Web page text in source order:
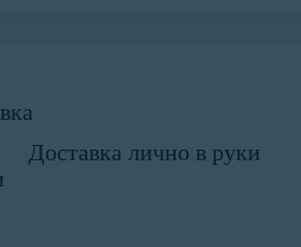
Доставка лично в руки